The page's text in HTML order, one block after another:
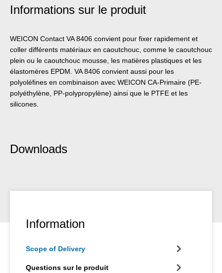
Informations sur le produit
WEICON Contact VA 8406 convient pour fixer rapidement et
coller différents matériaux en caoutchouc, comme le caoutchouc
plein ou le caoutchouc mousse, les matières plastiques et les
élastomères EPDM. VA 8406 convient aussi pour les
polyoléfines en combinaison avec WEICON CA-Primaire (PE-
polyéthylène, PP-polypropylène) ainsi que le PTFE et les
silicones.
Downloads
Information
Scope of Delivery
Questions sur le produit